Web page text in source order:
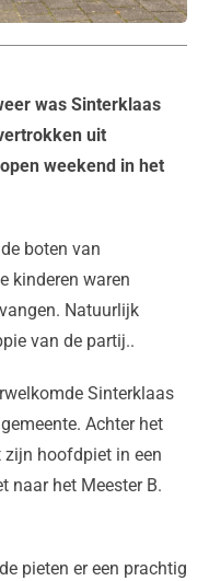
was Sinterklaas
uit
weekend in het
boten van
kinderen waren
Natuurlijk
van de partij..
Sinterklaas
Achter het
zijn hoofdpiet in een
naar het Meester B.
pieten er een prachtig